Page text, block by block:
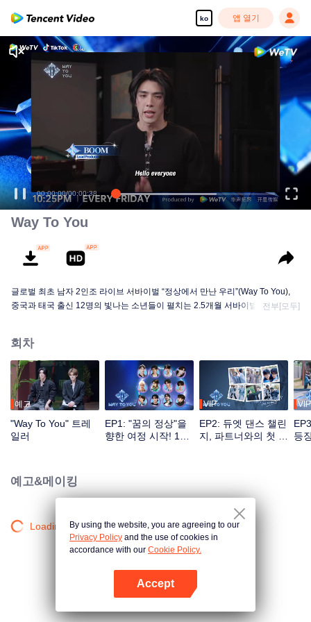
ko 앱 열기
00:00:00/00:00:38
Way To You
글로벌 최초 남자 2인조 라이브 서바이벌 “정상에서 만난 우리”(Way To You),
중국과 태국 출신 12명의 빛나는 소년들이 펼치는 2.5개월 서바이벌+라이브 무
수 있으며 첫 만남의 설레임부터 환상의 케미까지 전 과정을 지켜볼 수 있다. 최
고의 인기 조로 선발된 커플은 세계적인 무대에서 본격적으로 데뷔하게 된다.
전부[모두]
회차
예고
"Way To You" 트레
일러
EP1: "꿈의 정상"을
향한 여정 시작! 12
VIP
EP2: 듀엣 댄스 챌린
지, 파트너와의 첫 도
VIP
등
예고&메이킹
Loading…By using the website, you are agreeing to our
Privacy Policy and the use of cookies in
accordance with our Cookie Policy.
Accept